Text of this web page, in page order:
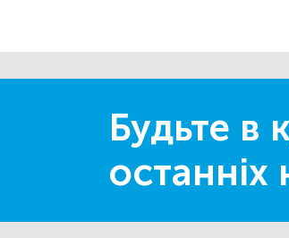
Будьте в
останніх